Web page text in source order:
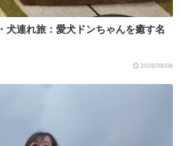
犬連れ旅：愛犬ドンちゃんを癒す名
2026/08/08